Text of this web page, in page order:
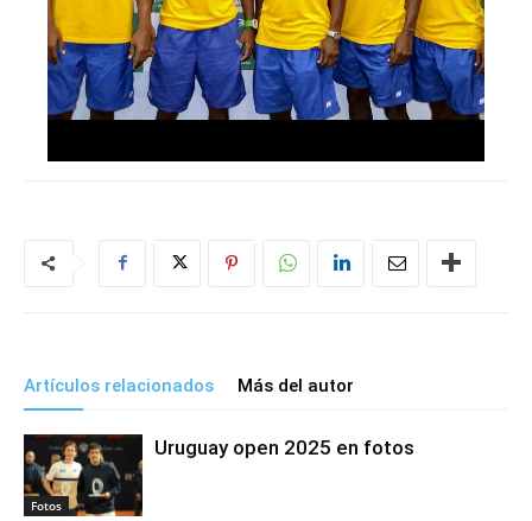
Artículos relacionados Más del autor
Fotos
Uruguay open 2025 en fotos